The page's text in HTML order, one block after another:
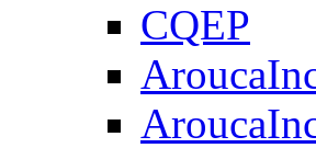
CQEP